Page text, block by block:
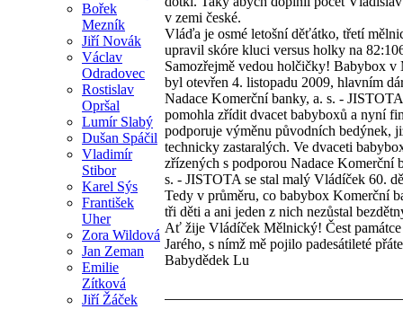
Bořek
Mezník
Jiří Novák
Václav
Odradovec
Rostislav
Opršal
Lumír Slabý
Dušan Spáčil
Vladimír
Stibor
Karel Sýs
František
Uher
Zora Wildová
Jan Zeman
Emilie
Zítková
Jiří Žáček
v zemi české.
Vláďa je osmé letošní děťátko, třetí
upravil skóre kluci versus holky na
Samozřejmě vedou holčičky! Babybox v
byl otevřen 4. listopadu 2009, hlavním
Nadace Komerční banky, a. s. -
pomohla zřídit dvacet babyboxů a nyní
podporuje výměnu původních bedýnek,
technicky zastaralých. Ve dvaceti
zřízených s podporou Nadace Komerční
s. - JISTOTA se stal malý Vládíček 60.
Tedy v průměru, co babybox Komerční
tři děti a ani jeden z nich nezůstal
Ať žije Vládíček Mělnický! Čest
Jarého, s nímž mě pojilo padesátileté
Babydědek Lu